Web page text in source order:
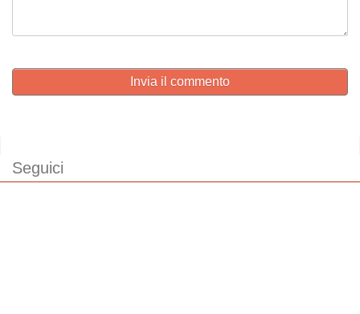
Invia il commento
Seguici